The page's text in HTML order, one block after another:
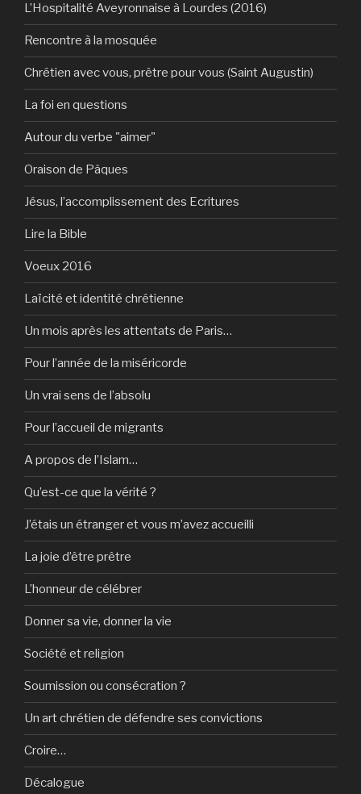
L’Hospitalité Aveyronnaise à Lourdes (2016)
Rencontre à la mosquée
Chrétien avec vous, prêtre pour vous (Saint Augustin)
La foi en questions
Autour du verbe "aimer"
Oraison de Pâques
Jésus, l’accomplissement des Ecritures
Lire la Bible
Voeux 2016
Laïcité et identité chrétienne
Un mois après les attentats de Paris…
Pour l’année de la miséricorde
Un vrai sens de l’absolu
Pour l’accueil de migrants
A propos de l’Islam…
Qu’est-ce que la vérité ?
J’étais un étranger et vous m’avez accueilli
La joie d’être prêtre
L’honneur de célébrer
Donner sa vie, donner la vie
Société et religion
Soumission ou consécration ?
Un art chrétien de défendre ses convictions
Croire…
Décalogue